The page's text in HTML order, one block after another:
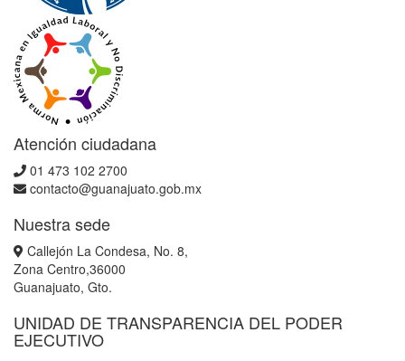
Atención ciudadana
01 473 102 2700
contacto@guanajuato.gob.mx
Nuestra sede
Callejón La Condesa, No. 8,
Zona Centro,36000
Guanajuato, Gto.
UNIDAD DE TRANSPARENCIA DEL PODER
EJECUTIVO